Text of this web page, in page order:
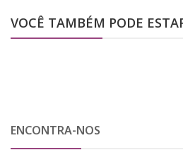
VOCÊ TAMBÉM PODE
ENCONTRA-NOS